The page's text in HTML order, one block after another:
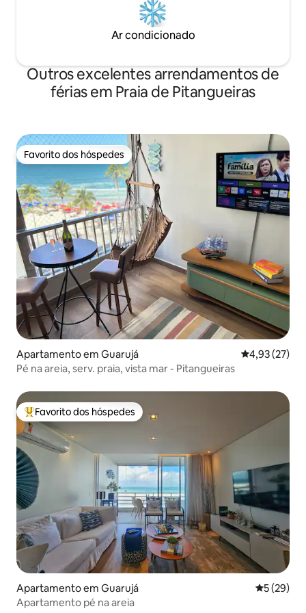
Ar condicionado
Outros excelentes arrendamentos de
férias em Praia de Pitangueiras
Favorito dos hóspedes
Favorito dos hóspedes
Apartamento em Guarujá Classificação
4,93 (27)
Pé na areia, serv. praia, vista mar - Pitangueiras
Favoritos dos hóspedes mais apreciados
Favorito dos hóspedes
Apartamento em Guarujá
5 (29)
Apartamento pé na areia